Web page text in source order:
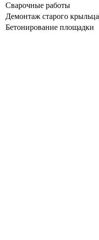
Сварочные работы
Демонтаж старого крыльца
Бетонирование площадки